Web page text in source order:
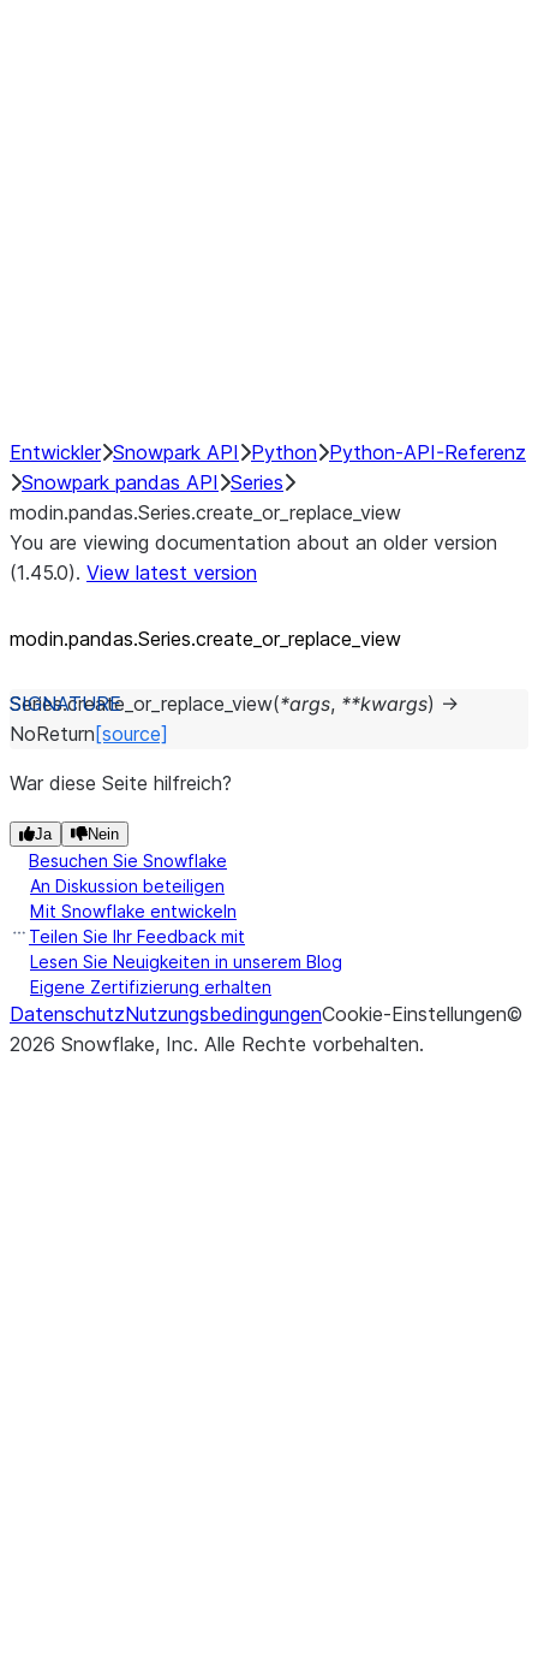
Entwickler Snowpark API Python Python-API-Referenz
Snowpark pandas API Series
modin.pandas.Series.create_or_replace_view
You are viewing documentation about an older version
(1.45.0). View latest version
modin.pandas.Series.create_ or_ replace_ view
Series.create_or_replace_view(*args, **kwargs) →
NoReturn [source]
War diese Seite hilfreich?
Ja Nein
Besuchen Sie Snowflake
An Diskussion beteiligen
Mit Snowflake entwickeln
Teilen Sie Ihr Feedback mit
Lesen Sie Neuigkeiten in unserem Blog
Eigene Zertifizierung erhalten
DatenschutzNutzungsbedingungenCookie-Einstellungen©
2026 Snowflake, Inc. Alle Rechte vorbehalten.